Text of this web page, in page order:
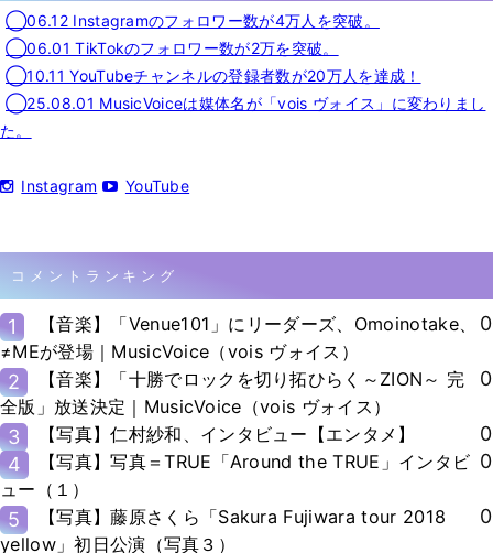
◯06.12 Instagramのフォロワー数が4万人を突破。
◯06.01 TikTokのフォロワー数が2万を突破。
◯10.11 YouTubeチャンネルの登録者数が20万人を達成！
◯25.08.01 MusicVoiceは媒体名が「vois ヴォイス」に変わりまし
た。
Instagram YouTube
コメントランキング
1
【音楽】「Venue101」にリーダーズ、Omoinotake、
≠MEが登場｜MusicVoice（vois ヴォイス）
0
2
【音楽】「十勝でロックを切り拓ひらく～ZION～ 完
全版」放送決定｜MusicVoice（vois ヴォイス）
0
3 【写真】仁村紗和、インタビュー【エンタメ】
0
4
【写真】写真＝TRUE「Around the TRUE」インタビ
ュー（１）
0
5
【写真】藤原さくら「Sakura Fujiwara tour 2018
yellow」初日公演（写真３）
0